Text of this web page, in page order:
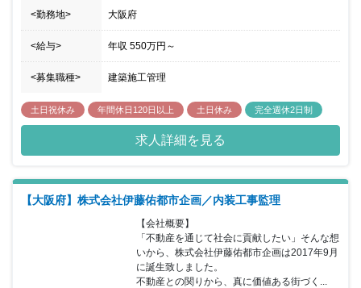
<勤務地> 大阪府
<給与> 年収 550万円 ～
<募集職種> 建築施工管理
土日祝休み 年間休日120日以上 土日休み 完全週休2日制
求人詳細を見る
【大阪府】株式会社伊藤佑都市企画／内装工事監理
【会社概要】
「不動産を通じて社会に貢献したい」そんな想
いから、株式会社伊藤佑都市企画は2017年9月
に誕生致しました。
不動産との関りから、真に価値ある街づく...